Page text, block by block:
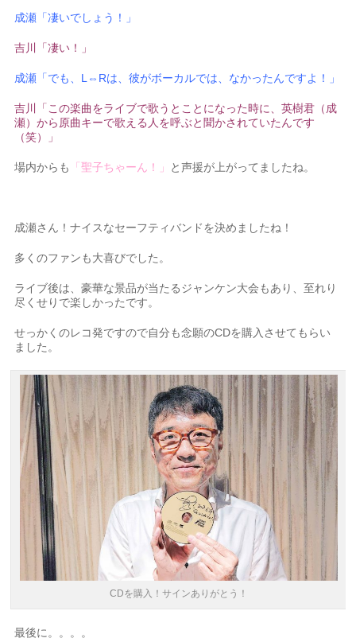
成瀬「凄いでしょう！」
吉川「凄い！」
成瀬「でも、L⇔Rは、彼がボーカルでは、なかったんですよ！」
吉川「この楽曲をライブで歌うとことになった時に、英樹君（成
瀬）から原曲キーで歌える人を呼ぶと聞かされていたんです
（笑）」
場内からも 「聖子ちゃーん！」 と声援が上がってましたね。
成瀬さん！ナイスなセーフティバンドを決めましたね！
多くのファンも大喜びでした。
ライブ後は、豪華な景品が当たるジャンケン大会もあり、至れり
尽くせりで楽しかったです。
せっかくのレコ発ですので自分も念願のCDを購入させてもらい
ました。
CDを購入！サインありがとう！
最後に。。。。